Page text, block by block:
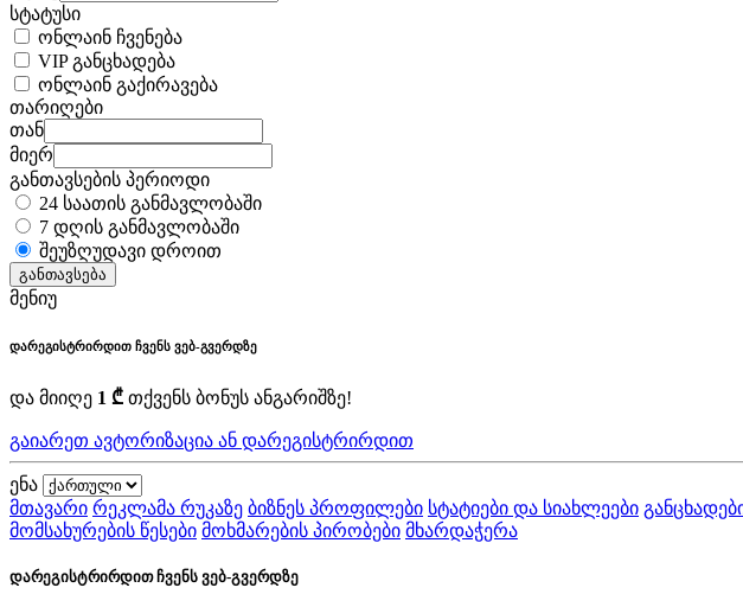
სტატუსი
ონლაინ ჩვენება
VIP განცხადება
ონლაინ გაქირავება
თარიღები
თან
მიერ
განთავსების პერიოდი
24 საათის განმავლობაში
7 დღის განმავლობაში
შეუზღუდავი დროით
განთავსება
მენიუ
დარეგისტრირდით ჩვენს ვებ-გვერდზე
და მიიღე 1 ₾ თქვენს ბონუს ანგარიშზე!
გაიარეთ ავტორიზაცია ან დარეგისტრირდით
ენა
მთავარი რეკლამა რუკაზე ბიზნეს პროფილები სტატიები და სიახლეები
მომსახურების წესები მოხმარების პირობები მხარდაჭერა
დარეგისტრირდით ჩვენს ვებ-გვერდზე